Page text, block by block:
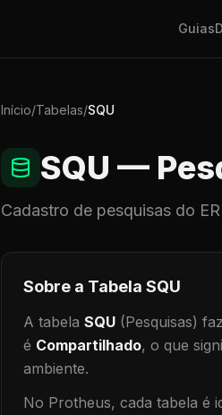
Guias
Início/Tabelas/SQU
SQU —
Cadastro de pesquisas do
Sobre a Tabela SQU
A tabela SQU (Pesquisas)
é Compartilhado, o que
ambiente.
No Protheus, cada tabela é